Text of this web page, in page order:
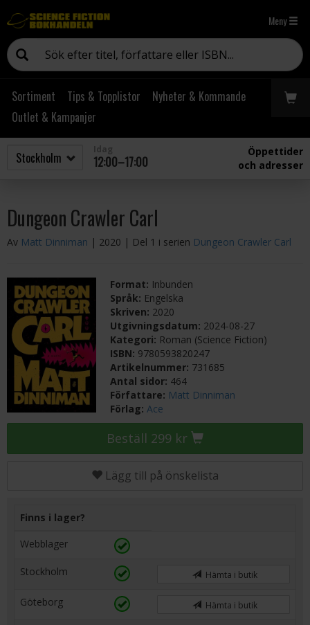
Meny
Sortiment Tips & Topplistor
Nyheter & Kommande
Outlet & Kampanjer
12:00–17:00
Öppettider
och adresser
Dungeon Crawler Carl
Av Matt Dinniman | 2020 | Del 1 i serien Dungeon Crawler Carl
Format: Inbunden
Språk: Engelska
Skriven: 2020
Utgivningsdatum: 2024-08-27
Kategori: Roman (Science Fiction)
ISBN: 9780593820247
Artikelnummer: 731685
Antal sidor: 464
Författare: Matt Dinniman
Förlag:Ace
Beställ 299 kr
Lägg till på önskelista
Finns i lager?
Webblager
Stockholm Hämta i butik
Göteborg Hämta i butik